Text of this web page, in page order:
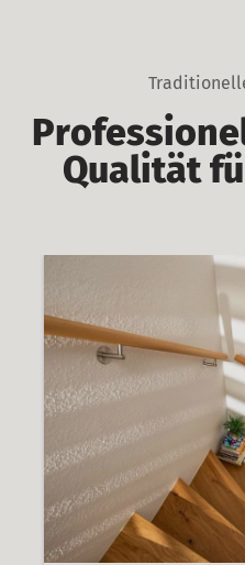
Qualität